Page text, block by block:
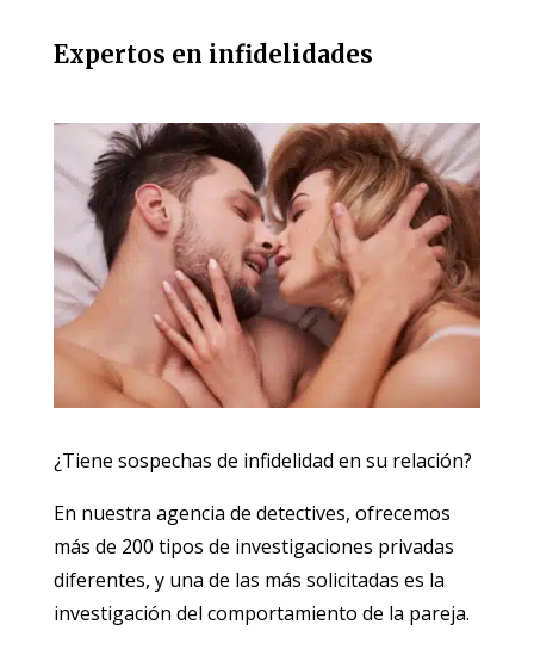
Expertos en infidelidades
¿Tiene sospechas de infidelidad en su relación?
En nuestra agencia de detectives, ofrecemos
más de 200 tipos de investigaciones privadas
diferentes, y una de las más solicitadas es la
investigación del comportamiento de la pareja.